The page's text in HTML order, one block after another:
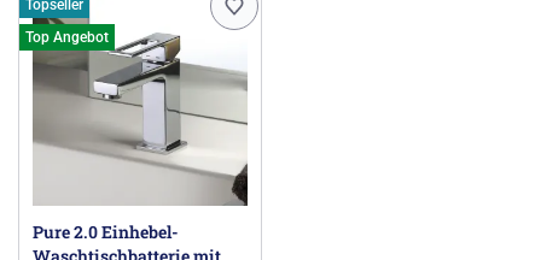
Topseller
Top Angebot
Pure 2.0 Einhebel-